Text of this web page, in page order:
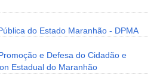
do Estado Maranhão - DPMA
e Defesa do Cidadão e
Estadual do Maranhão